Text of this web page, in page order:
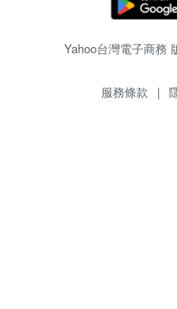
Yahoo台灣電子商務
服務條款 |